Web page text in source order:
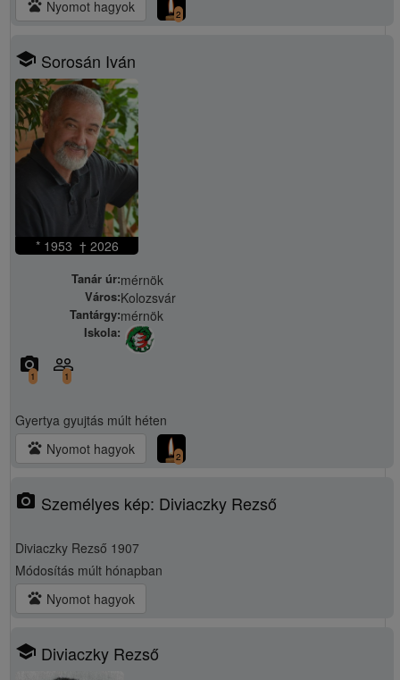
pets Nyomot hagyok 2
school Sorosán Iván
* 1953 † 2026
Tanár úr:mérnök
Város:Kolozsvár
Tantárgy:mérnök
Iskola:
camera_alt
1
people_outline
1
Gyertya gyujtás múlt héten
pets Nyomot hagyok 2
photo_camera Személyes kép: Diviaczky Rezső
Diviaczky Rezső 1907
Módosítás múlt hónapban
pets Nyomot hagyok
school Diviaczky Rezső